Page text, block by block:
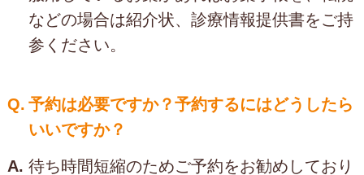
などの場合は紹介状、診療情報提供書をご持
参ください。
Q. 予約は必要ですか？予約するにはどうしたら
いいですか？
A. 待ち時間短縮のためご予約をお勧めしており